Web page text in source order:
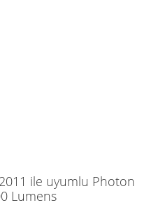
ile uyumlu Photon
Lumens